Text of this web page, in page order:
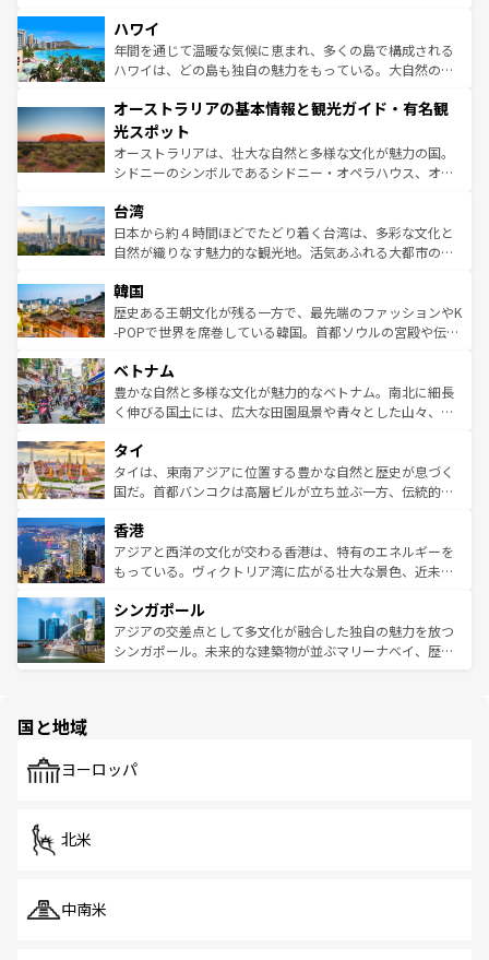
着のスイス情報は
のような巨大都市は、観光、ショッピング、エンターテイ
ンメントが詰まった刺激的なスポットだ。一方、アメリカ
西部には大自然が広がり、グランドキャニオンやイエロー
部のニューオーリンズでは、音楽と美食が融合した独特の
文化が魅力。旅行者はアメリカの各地域で異なる魅力を楽
しみながら、その多様性と豊かな歴史を感じることができ
るだろう。車でのロードトリップや列車の旅も、アメリカ
情報は
ハワイ
年間を通じて温暖な気候に恵まれ、多くの島で構成される
ハワイは、どの島も独自の魅力をもっている。大自然の神
ワイ島は見逃せない。また、定番の観光地といえばオアフ
島だが、静かな自然を求めるならマウイ島やカウアイ島が
おすすめ。エメラルドグリーンに輝く海をはじめ、豊かな
文化や歴史が息づいている。「アロハスピリット」と呼ば
人々、おいしいローカルフードやハワイアンミュージッ
ク、伝統的なフラダンスなど、すべてがハワイの魅力を彩
っている。訪れるたびに新しい発見と感動が待っているハ
はコンテンツ一覧
オーストラリアの基本情報と観光ガイド・有名観
光スポット
オーストラリアは、壮大な自然と多様な文化が魅力の国。
シドニーのシンボルであるシドニー・オペラハウス、オー
リアリーフや大陸中央部にそびえるウルル（エアーズロッ
ク）、タスマニアの美しい原生林やケアンズの熱帯雨林な
ど、見どころがたくさん。また、カフェやワイン、オージ
いる。アクティビティも充実しており、サーフィンやダイ
ビング、ハイキングなど、アウトドア好きにはたまらな
い。オーストラリアの多彩な魅力を存分に味わいつくそ
参照してほしい。
台湾
日本から約４時間ほどでたどり着く台湾は、多彩な文化と
自然が織りなす魅力的な観光地。活気あふれる大都市の台
ン）、静ひつな山岳地帯である台湾東部など、都市の喧騒
と山間の静けさが共存しており、訪れる人に新しい発見と
驚きをもたらしてくれる。また、奥深い台湾の食文化も魅
容にもいいと評判のスイーツなど、バラエティ豊かな料理
が味わえる。 なお、新着の台湾情報は コンテンツ一覧を参
照してほしい。
韓国
歴史ある王朝文化が残る一方で、最先端のファッションやK
-POPで世界を席巻している韓国。首都ソウルの宮殿や伝統
き、地方に足を延ばせば四季折々の自然美を楽しむことが
できる。そして、キムチや焼肉、絶品のストリートフード
まで、さまざまな韓国料理が待っている。夜には、韓国な
リティに包まれながら、韓国の多彩な魅力を心ゆくまで味
わってみてほしい。 なお、新着の韓国情報はコンテンツ一
覧を参照してほしい。
ベトナム
豊かな自然と多様な文化が魅力的なベトナム。南北に細長
く伸びる国土には、広大な田園風景や青々とした山々、世
急速な発展と共に伝統が息づく。ハノイの古い町並みやホ
ーチミン市のフランス統治時代の建物も、独特の雰囲気を
醸し出している。また、バラエティの豊かさとおいしさで
とつ。フォーやバインミー、ベトナムコーヒーなどは、ぜ
ひ現地で味わいたい。どの地域を訪れてもあたたかい人々
が旅行者を迎えてくれるので、きっと忘れられない旅にな
参照してほしい。
タイ
タイは、東南アジアに位置する豊かな自然と歴史が息づく
国だ。首都バンコクは高層ビルが立ち並ぶ一方、伝統的な
の活気が交差している。北部ではチェンマイなどの山岳地
帯で自然と触れ合い、南部ではプーケットやクラビの美し
いビーチでリゾート気分を楽しむことができる。タイ料理
激する。気候は一年中温暖で、どの季節にも異なる楽しみ
が待っている。親しみやすいタイの人々、仏教を中心とし
た文化、そして多様な観光資源が、訪れる旅人を魅了し続
香港
アジアと西洋の文化が交わる香港は、特有のエネルギーを
もっている。ヴィクトリア湾に広がる壮大な景色、近未来
み、どこを訪れても感動するはず。観光スポットが密集し
ており、効率よく見どころを回れるのも魅力。息をのむよ
うな絶景から文化的な体験まで、香港を存分に楽しみ尽く
シンガポール
アジアの交差点として多文化が融合した独自の魅力を放つ
シンガポール。未来的な建築物が並ぶマリーナベイ、歴史
で、ホーカーズは地元の風情を楽しめる外せないスポット
国と地域
ヨーロッパ
北米
中南米